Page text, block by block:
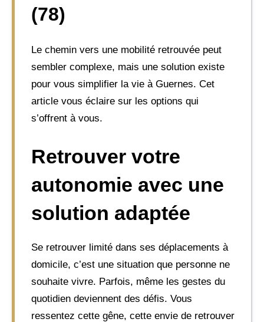
(78)
Le chemin vers une mobilité retrouvée peut
sembler complexe, mais une solution existe
pour vous simplifier la vie à Guernes. Cet
article vous éclaire sur les options qui
s’offrent à vous.
Retrouver votre
autonomie avec une
solution adaptée
Se retrouver limité dans ses déplacements à
domicile, c’est une situation que personne ne
souhaite vivre. Parfois, même les gestes du
quotidien deviennent des défis. Vous
ressentez cette gêne, cette envie de retrouver